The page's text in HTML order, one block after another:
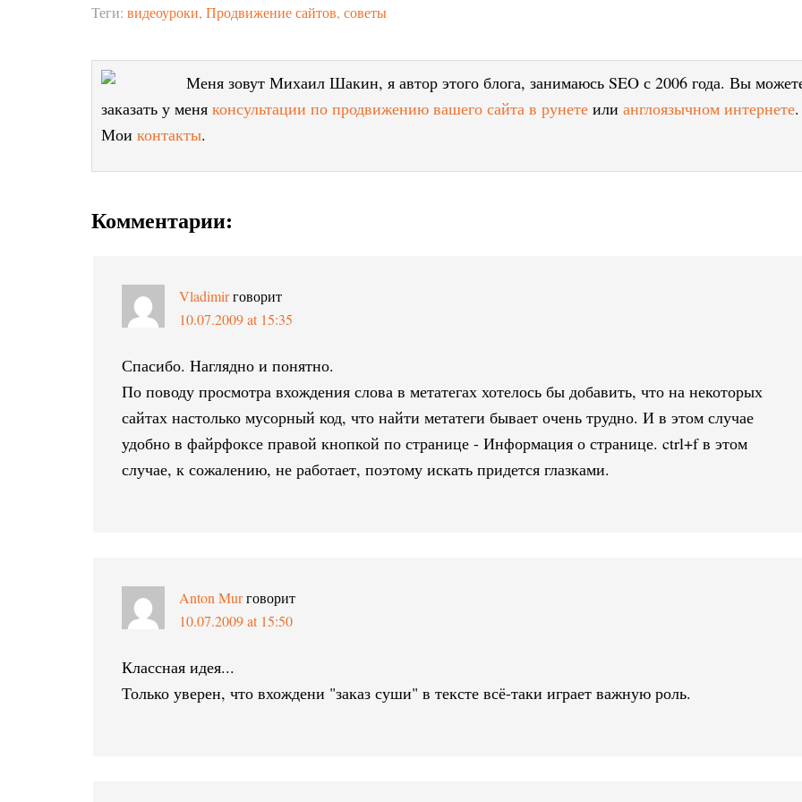
Теги: видеоуроки, Продвижение сайтов, советы
Меня зовут Михаил Шакин, я автор этого блога, занимаюсь SEO с 2006 года. Вы
заказать у меня консультации по продвижению вашего сайта в рунете или англоязычном интернете.
Мои контакты.
Комментарии:
Vladimirговорит
10.07.2009 at 15:35
Спасибо. Наглядно и понятно.
По поводу просмотра вхождения слова в метатегах хотелось бы добавить, что на некоторых
сайтах настолько мусорный код, что найти метатеги бывает очень трудно. И в этом случае
удобно в файрфоксе правой кнопкой по странице - Информация о странице. ctrl+f в этом
случае, к сожалению, не работает, поэтому искать придется глазками.
Anton Murговорит
10.07.2009 at 15:50
Классная идея...
Только уверен, что вхождени "заказ суши" в тексте всё-таки играет важную роль.